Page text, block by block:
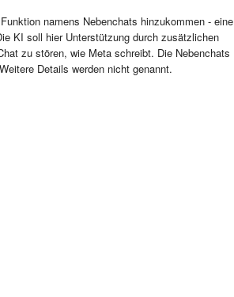
namens Nebenchats hinzukommen - eine
KI soll hier Unterstützung durch zusätzlichen
zu stören, wie Meta schreibt. Die Nebenchats
Details werden nicht genannt.